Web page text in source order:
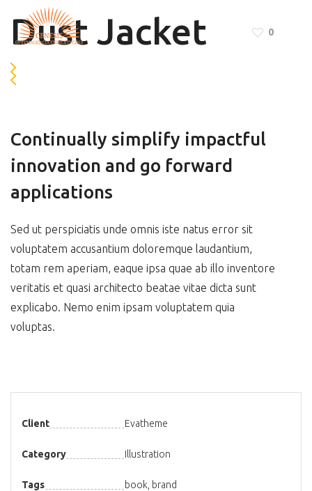
Dust Jacket 0
Continually simplify impactful
innovation and go forward
applications
Sed ut perspiciatis unde omnis iste natus error sit
voluptatem accusantium doloremque laudantium,
totam rem aperiam, eaque ipsa quae ab illo inventore
veritatis et quasi architecto beatae vitae dicta sunt
explicabo. Nemo enim ipsam voluptatem quia
voluptas.
Client Evatheme
Category Illustration
Tags book brand